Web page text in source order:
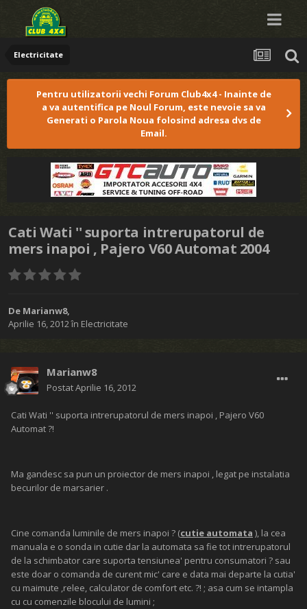
Electricitate
Pentru utilizatorii vechi Forum Club4x4 - Inainte de
a va autentifica pe Noul Forum, este nevoie sa va
Generati o Parola Noua folosind adresa dvs de
Email.
Cati Wati '' suporta intrerupatorul de
mers inapoi , Pajero V60 Automat 2004
De Marianw8,
Aprilie 16, 2012în Electricitate
Marianw8
PostatAprilie 16, 2012
Cati Wati '' suporta intrerupatorul de mers inapoi , Pajero V60
Automat ?!
Ma gandesc sa pun un proiector de mers inapoi , legat pe instalatia
becurilor de marsarier .
Cine comanda luminile de mers inapoi ? (cutie automata ), la cea
manuala e o sonda in cutie dar la automata sa fie tot intrerupatorul
de la schimbator care suporta tensiunea' pentru consumatori ? sau
este doar o comanda de curent mic' care e data mai departe la cutia'
cu maimute ,relee, calculator de comfort etc. ?! ; asa cum se intampla
cu cu comenzile blocului de lumini ;